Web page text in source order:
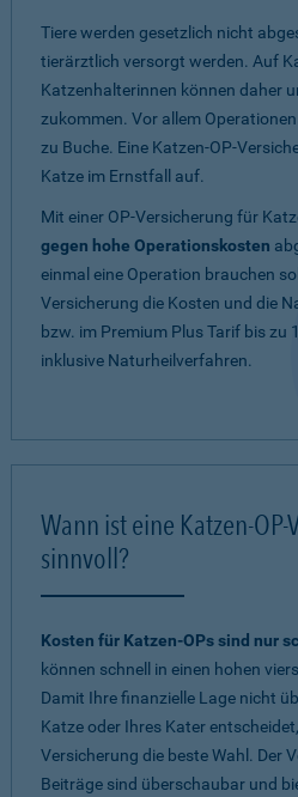
Tiere werden gesetzlich nicht
tierärztlich versorgt werden. Auf
Katzenhalterinnen können daher
zukommen. Vor allem
zu Buche. Eine Katzen-OP-
Katze im Ernstfall auf.
Mit einer OP-Versicherung für
gegen hohe Operationskosten
einmal eine Operation brauchen
Versicherung die Kosten und die
bzw. im Premium Plus Tarif bis zu
inklusive Naturheilverfahren.
Wann ist eine Katzen-
sinnvoll?
Kosten für Katzen-OPs sind nur
können schnell in einen hohen
Damit Ihre finanzielle Lage nicht
Katze oder Ihres Kater
Versicherung die beste Wahl. Der
Beiträge sind überschaubar und